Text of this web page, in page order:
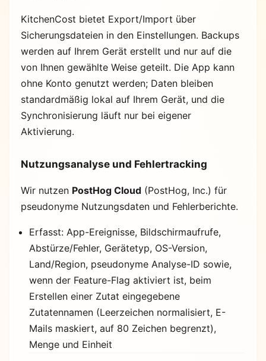
KitchenCost bietet Export/Import über
Sicherungsdateien in den Einstellungen. Backups
werden auf Ihrem Gerät erstellt und nur auf die
von Ihnen gewählte Weise geteilt. Die App kann
ohne Konto genutzt werden; Daten bleiben
standardmäßig lokal auf Ihrem Gerät, und die
Synchronisierung läuft nur bei eigener
Aktivierung.
Nutzungsanalyse und Fehlertracking
Wir nutzen PostHog Cloud (PostHog, Inc.) für
pseudonyme Nutzungsdaten und Fehlerberichte.
Erfasst: App-Ereignisse, Bildschirmaufrufe,
Abstürze/Fehler, Gerätetyp, OS-Version,
Land/Region, pseudonyme Analyse-ID sowie,
wenn der Feature-Flag aktiviert ist, beim
Erstellen einer Zutat eingegebene
Zutatennamen (Leerzeichen normalisiert, E-
Mails maskiert, auf 80 Zeichen begrenzt),
Menge und Einheit